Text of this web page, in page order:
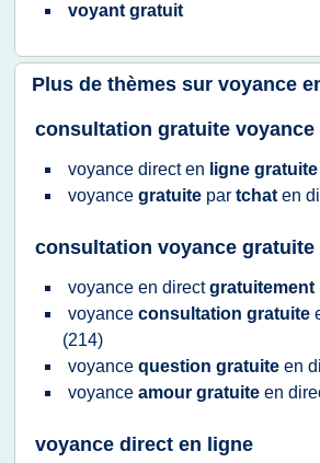
voyant gratuit
Plus de thèmes sur voyance
consultation gratuite voyance
voyance directen ligne gratuite
voyance gratuite par tchat en
consultation voyance gratuite
voyance en directgratuitement
voyance consultation gratuite
(214)
voyance question gratuite en
voyance amour gratuite en
voyance direct en ligne